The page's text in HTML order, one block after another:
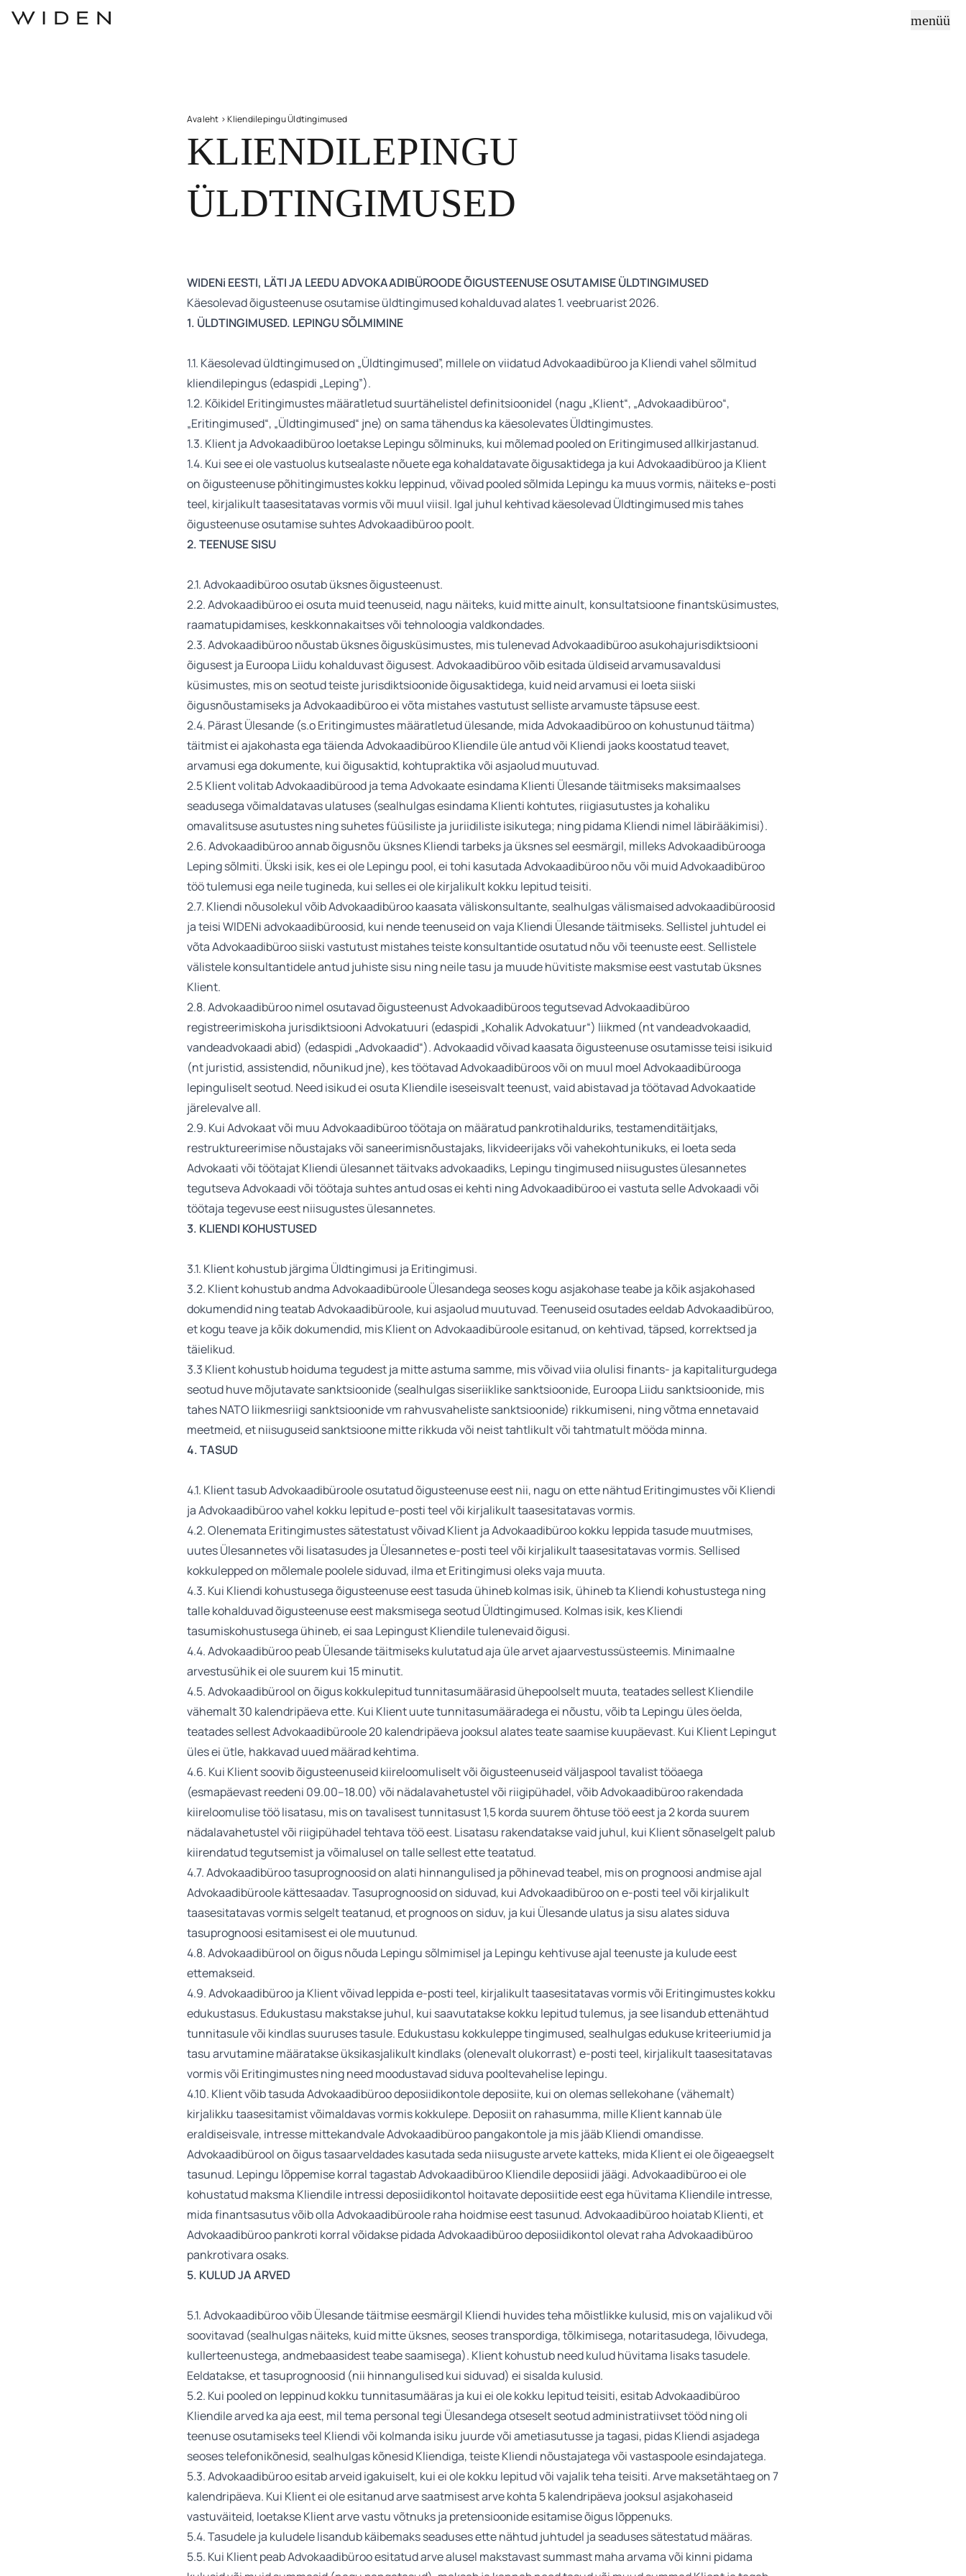
menüü
Avaleht >Kliendilepingu Üldtingimused
KLIENDILEPINGU
ÜLDTINGIMUSED
WIDENi EESTI, LÄTI JA LEEDU ADVOKAADIBÜROODE ÕIGUSTEENUSE OSUTAMISE ÜLDTINGIMUSED
Käesolevad õigusteenuse osutamise üldtingimused kohalduvad alates 1. veebruarist 2026.
1. ÜLDTINGIMUSED. LEPINGU SÕLMIMINE
1.1. Käesolevad üldtingimused on „Üldtingimused”, millele on viidatud Advokaadibüroo ja Kliendi vahel sõlmitud
kliendilepingus (edaspidi „Leping”).
1.2. Kõikidel Eritingimustes määratletud suurtähelistel definitsioonidel (nagu „Klient“, „Advokaadibüroo“,
„Eritingimused“, „Üldtingimused“ jne) on sama tähendus ka käesolevates Üldtingimustes.
1.3. Klient ja Advokaadibüroo loetakse Lepingu sõlminuks, kui mõlemad pooled on Eritingimused allkirjastanud.
1.4. Kui see ei ole vastuolus kutsealaste nõuete ega kohaldatavate õigusaktidega ja kui Advokaadibüroo ja Klient
on õigusteenuse põhitingimustes kokku leppinud, võivad pooled sõlmida Lepingu ka muus vormis, näiteks e-posti
teel, kirjalikult taasesitatavas vormis või muul viisil. Igal juhul kehtivad käesolevad Üldtingimused mis tahes
õigusteenuse osutamise suhtes Advokaadibüroo poolt.
2. TEENUSE SISU
2.1. Advokaadibüroo osutab üksnes õigusteenust.
2.2. Advokaadibüroo ei osuta muid teenuseid, nagu näiteks, kuid mitte ainult, konsultatsioone finantsküsimustes,
raamatupidamises, keskkonnakaitses või tehnoloogia valdkondades.
2.3. Advokaadibüroo nõustab üksnes õigusküsimustes, mis tulenevad Advokaadibüroo asukohajurisdiktsiooni
õigusest ja Euroopa Liidu kohalduvast õigusest. Advokaadibüroo võib esitada üldiseid arvamusavaldusi
küsimustes, mis on seotud teiste jurisdiktsioonide õigusaktidega, kuid neid arvamusi ei loeta siiski
õigusnõustamiseks ja Advokaadibüroo ei võta mistahes vastutust selliste arvamuste täpsuse eest.
2.4. Pärast Ülesande (s.o Eritingimustes määratletud ülesande, mida Advokaadibüroo on kohustunud täitma)
täitmist ei ajakohasta ega täienda Advokaadibüroo Kliendile üle antud või Kliendi jaoks koostatud teavet,
arvamusi ega dokumente, kui õigusaktid, kohtupraktika või asjaolud muutuvad.
2.5 Klient volitab Advokaadibürood ja tema Advokaate esindama Klienti Ülesande täitmiseks maksimaalses
seadusega võimaldatavas ulatuses (sealhulgas esindama Klienti kohtutes, riigiasutustes ja kohaliku
omavalitsuse asutustes ning suhetes füüsiliste ja juriidiliste isikutega; ning pidama Kliendi nimel läbirääkimisi).
2.6. Advokaadibüroo annab õigusnõu üksnes Kliendi tarbeks ja üksnes sel eesmärgil, milleks Advokaadibürooga
Leping sõlmiti. Ükski isik, kes ei ole Lepingu pool, ei tohi kasutada Advokaadibüroo nõu või muid Advokaadibüroo
töö tulemusi ega neile tugineda, kui selles ei ole kirjalikult kokku lepitud teisiti.
2.7. Kliendi nõusolekul võib Advokaadibüroo kaasata väliskonsultante, sealhulgas välismaised advokaadibüroosid
ja teisi WIDENi advokaadibüroosid, kui nende teenuseid on vaja Kliendi Ülesande täitmiseks. Sellistel juhtudel ei
võta Advokaadibüroo siiski vastutust mistahes teiste konsultantide osutatud nõu või teenuste eest. Sellistele
välistele konsultantidele antud juhiste sisu ning neile tasu ja muude hüvitiste maksmise eest vastutab üksnes
Klient.
2.8. Advokaadibüroo nimel osutavad õigusteenust Advokaadibüroos tegutsevad Advokaadibüroo
registreerimiskoha jurisdiktsiooni Advokatuuri (edaspidi „Kohalik Advokatuur“) liikmed (nt vandeadvokaadid,
vandeadvokaadi abid) (edaspidi „Advokaadid“). Advokaadid võivad kaasata õigusteenuse osutamisse teisi isikuid
(nt juristid, assistendid, nõunikud jne), kes töötavad Advokaadibüroos või on muul moel Advokaadibürooga
lepinguliselt seotud. Need isikud ei osuta Kliendile iseseisvalt teenust, vaid abistavad ja töötavad Advokaatide
järelevalve all.
2.9. Kui Advokaat või muu Advokaadibüroo töötaja on määratud pankrotihalduriks, testamenditäitjaks,
restruktureerimise nõustajaks või saneerimisnõustajaks, likvideerijaks või vahekohtunikuks, ei loeta seda
Advokaati või töötajat Kliendi ülesannet täitvaks advokaadiks, Lepingu tingimused niisugustes ülesannetes
tegutseva Advokaadi või töötaja suhtes antud osas ei kehti ning Advokaadibüroo ei vastuta selle Advokaadi või
töötaja tegevuse eest niisugustes ülesannetes.
3. KLIENDI KOHUSTUSED
3.1. Klient kohustub järgima Üldtingimusi ja Eritingimusi.
3.2. Klient kohustub andma Advokaadibüroole Ülesandega seoses kogu asjakohase teabe ja kõik asjakohased
dokumendid ning teatab Advokaadibüroole, kui asjaolud muutuvad. Teenuseid osutades eeldab Advokaadibüroo,
et kogu teave ja kõik dokumendid, mis Klient on Advokaadibüroole esitanud, on kehtivad, täpsed, korrektsed ja
täielikud.
3.3 Klient kohustub hoiduma tegudest ja mitte astuma samme, mis võivad viia olulisi finants- ja kapitaliturgudega
seotud huve mõjutavate sanktsioonide (sealhulgas siseriiklike sanktsioonide, Euroopa Liidu sanktsioonide, mis
tahes NATO liikmesriigi sanktsioonide vm rahvusvaheliste sanktsioonide) rikkumiseni, ning võtma ennetavaid
meetmeid, et niisuguseid sanktsioone mitte rikkuda või neist tahtlikult või tahtmatult mööda minna.
4. TASUD
4.1. Klient tasub Advokaadibüroole osutatud õigusteenuse eest nii, nagu on ette nähtud Eritingimustes või Kliendi
ja Advokaadibüroo vahel kokku lepitud e-posti teel või kirjalikult taasesitatavas vormis.
4.2. Olenemata Eritingimustes sätestatust võivad Klient ja Advokaadibüroo kokku leppida tasude muutmises,
uutes Ülesannetes või lisatasudes ja Ülesannetes e-posti teel või kirjalikult taasesitatavas vormis. Sellised
kokkulepped on mõlemale poolele siduvad, ilma et Eritingimusi oleks vaja muuta.
4.3. Kui Kliendi kohustusega õigusteenuse eest tasuda ühineb kolmas isik, ühineb ta Kliendi kohustustega ning
talle kohalduvad õigusteenuse eest maksmisega seotud Üldtingimused. Kolmas isik, kes Kliendi
tasumiskohustusega ühineb, ei saa Lepingust Kliendile tulenevaid õigusi.
4.4. Advokaadibüroo peab Ülesande täitmiseks kulutatud aja üle arvet ajaarvestussüsteemis. Minimaalne
arvestusühik ei ole suurem kui 15 minutit.
4.5. Advokaadibürool on õigus kokkulepitud tunnitasumäärasid ühepoolselt muuta, teatades sellest Kliendile
vähemalt 30 kalendripäeva ette. Kui Klient uute tunnitasumääradega ei nõustu, võib ta Lepingu üles öelda,
teatades sellest Advokaadibüroole 20 kalendripäeva jooksul alates teate saamise kuupäevast. Kui Klient Lepingut
üles ei ütle, hakkavad uued määrad kehtima.
4.6. Kui Klient soovib õigusteenuseid kiireloomuliselt või õigusteenuseid väljaspool tavalist tööaega
(esmapäevast reedeni 09.00–18.00) või nädalavahetustel või riigipühadel, võib Advokaadibüroo rakendada
kiireloomulise töö lisatasu, mis on tavalisest tunnitasust 1,5 korda suurem õhtuse töö eest ja 2 korda suurem
nädalavahetustel või riigipühadel tehtava töö eest. Lisatasu rakendatakse vaid juhul, kui Klient sõnaselgelt palub
kiirendatud tegutsemist ja võimalusel on talle sellest ette teatatud.
4.7. Advokaadibüroo tasuprognoosid on alati hinnangulised ja põhinevad teabel, mis on prognoosi andmise ajal
Advokaadibüroole kättesaadav. Tasuprognoosid on siduvad, kui Advokaadibüroo on e-posti teel või kirjalikult
taasesitatavas vormis selgelt teatanud, et prognoos on siduv, ja kui Ülesande ulatus ja sisu alates siduva
tasuprognoosi esitamisest ei ole muutunud.
4.8. Advokaadibürool on õigus nõuda Lepingu sõlmimisel ja Lepingu kehtivuse ajal teenuste ja kulude eest
ettemakseid.
4.9. Advokaadibüroo ja Klient võivad leppida e-posti teel, kirjalikult taasesitatavas vormis või Eritingimustes kokku
edukustasus. Edukustasu makstakse juhul, kui saavutatakse kokku lepitud tulemus, ja see lisandub ettenähtud
tunnitasule või kindlas suuruses tasule. Edukustasu kokkuleppe tingimused, sealhulgas edukuse kriteeriumid ja
tasu arvutamine määratakse üksikasjalikult kindlaks (olenevalt olukorrast) e-posti teel, kirjalikult taasesitatavas
vormis või Eritingimustes ning need moodustavad siduva pooltevahelise lepingu.
4.10. Klient võib tasuda Advokaadibüroo deposiidikontole deposiite, kui on olemas sellekohane (vähemalt)
kirjalikku taasesitamist võimaldavas vormis kokkulepe. Deposiit on rahasumma, mille Klient kannab üle
eraldiseisvale, intresse mittekandvale Advokaadibüroo pangakontole ja mis jääb Kliendi omandisse.
Advokaadibürool on õigus tasaarveldades kasutada seda niisuguste arvete katteks, mida Klient ei ole õigeaegselt
tasunud. Lepingu lõppemise korral tagastab Advokaadibüroo Kliendile deposiidi jäägi. Advokaadibüroo ei ole
kohustatud maksma Kliendile intressi deposiidikontol hoitavate deposiitide eest ega hüvitama Kliendile intresse,
mida finantsasutus võib olla Advokaadibüroole raha hoidmise eest tasunud. Advokaadibüroo hoiatab Klienti, et
Advokaadibüroo pankroti korral võidakse pidada Advokaadibüroo deposiidikontol olevat raha Advokaadibüroo
pankrotivara osaks.
5. KULUD JA ARVED
5.1. Advokaadibüroo võib Ülesande täitmise eesmärgil Kliendi huvides teha mõistlikke kulusid, mis on vajalikud või
soovitavad (sealhulgas näiteks, kuid mitte üksnes, seoses transpordiga, tõlkimisega, notaritasudega, lõivudega,
kullerteenustega, andmebaasidest teabe saamisega). Klient kohustub need kulud hüvitama lisaks tasudele.
Eeldatakse, et tasuprognoosid (nii hinnangulised kui siduvad) ei sisalda kulusid.
5.2. Kui pooled on leppinud kokku tunnitasumääras ja kui ei ole kokku lepitud teisiti, esitab Advokaadibüroo
Kliendile arved ka aja eest, mil tema personal tegi Ülesandega otseselt seotud administratiivset tööd ning oli
teenuse osutamiseks teel Kliendi või kolmanda isiku juurde või ametiasutusse ja tagasi, pidas Kliendi asjadega
seoses telefonikõnesid, sealhulgas kõnesid Kliendiga, teiste Kliendi nõustajatega või vastaspoole esindajatega.
5.3. Advokaadibüroo esitab arveid igakuiselt, kui ei ole kokku lepitud või vajalik teha teisiti. Arve maksetähtaeg on 7
kalendripäeva. Kui Klient ei ole esitanud arve saatmisest arve kohta 5 kalendripäeva jooksul asjakohaseid
vastuväiteid, loetakse Klient arve vastu võtnuks ja pretensioonide esitamise õigus lõppenuks.
5.4. Tasudele ja kuludele lisandub käibemaks seaduses ette nähtud juhtudel ja seaduses sätestatud määras.
5.5. Kui Klient peab Advokaadibüroo esitatud arve alusel makstavast summast maha arvama või kinni pidama